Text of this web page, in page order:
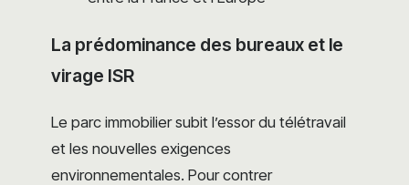
La prédominance des bureaux et le
virage ISR
Le parc immobilier subit l’essor du télétravail
et les nouvelles exigences
environnementales. Pour contrer